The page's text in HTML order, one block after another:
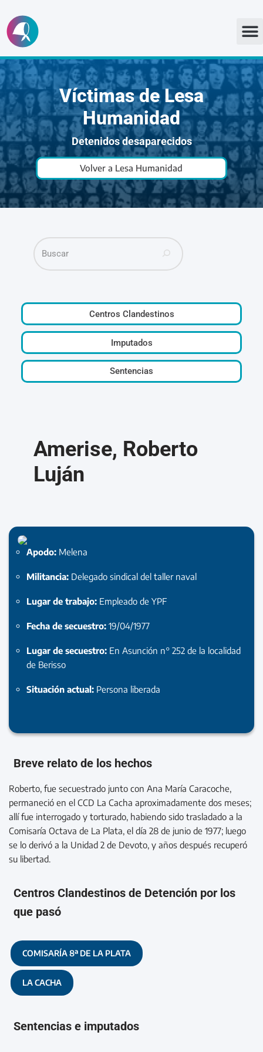
Ir
al
contenido
Víctimas de Lesa
Humanidad
Detenidos desaparecidos
Volver a Lesa Humanidad
Centros Clandestinos
Imputados
Sentencias
Amerise, Roberto
Luján
Apodo: Melena
Militancia: Delegado sindical del taller naval
Lugar de trabajo: Empleado de YPF
Fecha de secuestro: 19/04/1977
Lugar de secuestro: En Asunción n° 252 de la localidad
de Berisso
Situación actual: Persona liberada
Breve relato de los hechos
Roberto, fue secuestrado junto con Ana María Caracoche,
permaneció en el CCD La Cacha aproximadamente dos meses;
allí fue interrogado y torturado, habiendo sido trasladado a la
Comisaría Octava de La Plata, el día 28 de junio de 1977; luego
se lo derivó a la Unidad 2 de Devoto, y años después recuperó
su libertad.
Centros Clandestinos de Detención por los
que pasó
COMISARÍA 8ª DE LA PLATA
LA CACHA
Sentencias e imputados